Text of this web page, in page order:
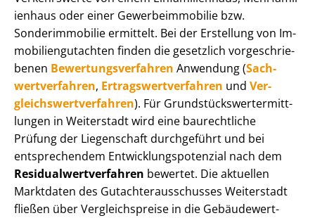
i­en­haus oder einer Ge­wer­be­im­mo­bi­lie bzw.
Sonderimmobilie ermittelt. Bei der Erstellung von Im­
mo­bi­li­en­gut­ach­ten finden die gesetzlich vor­ge­schrie­
be­nen Be­wer­tungs­ver­fah­ren Anwendung (Sach­
wert­ver­fah­ren, Er­trags­wert­ver­fah­ren und Ver­
gleichs­wert­ver­fah­ren). Für Grund­stücks­wert­ermitt­
lun­gen in Weiterstadt wird eine baurechtliche
Prüfung der Liegenschaft durchgeführt und bei
entsprechendem Ent­wick­lungs­po­ten­zi­al nach dem
Re­si­du­al­wert­ver­fah­ren bewertet. Die aktuellen
Marktdaten des Gut­ach­ter­aus­schus­ses Weiterstadt
fließen über Ver­gleichs­prei­se in die Ge­bäu­de­wert­